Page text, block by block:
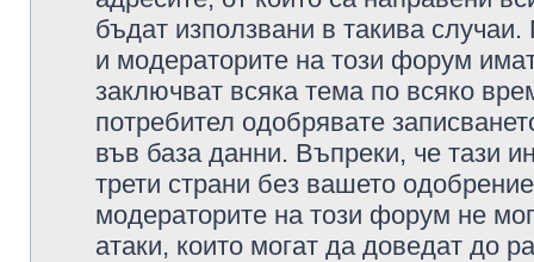
бъдат използвани в такива
и модераторите на този форум
заключват всяка тема по всяко
потребител одобрявате
във база данни. Въпреки, че тази
трети страни без вашето
модераторите на този форум не
атаки, които могат да доведат до